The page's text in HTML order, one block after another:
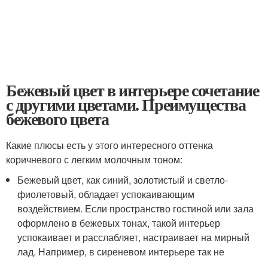
Бежевый цвет в интерьере сочетание
с другими цветами. Преимущества
бежевого цвета
Какие плюсы есть у этого интересного оттенка
коричневого с легким молочным тоном:
Бежевый цвет, как синий, золотистый и светло-
фиолетовый, обладает успокаивающим
воздействием. Если пространство гостиной или зала
оформлено в бежевых тонах, такой интерьер
успокаивает и расслабляет, настраивает на мирный
лад. Например, в сиреневом интерьере так не